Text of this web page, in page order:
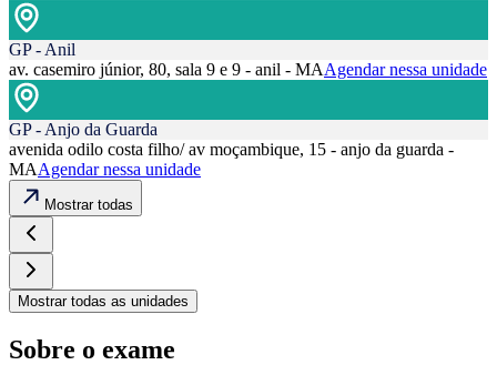
GP - Anil
av. casemiro júnior, 80, sala 9 e 9 - anil - MAAgendar nessa unidade
GP - Anjo da Guarda
avenida odilo costa filho/ av moçambique, 15 - anjo da guarda -
MAAgendar nessa unidade
Mostrar todas
Mostrar todas as unidades
Sobre o exame